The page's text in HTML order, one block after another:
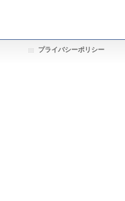
プライバシーポリシー